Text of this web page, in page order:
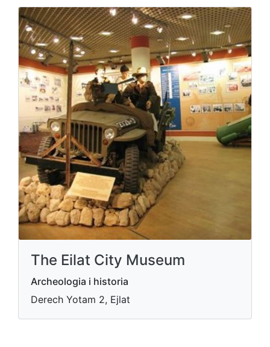
The Eilat City Museum
Archeologia i historia
Derech Yotam 2, Ejlat